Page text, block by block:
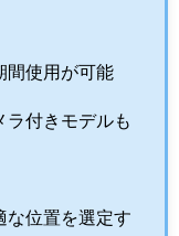
間使用が可能
ラ付きモデルも
な位置を選定す